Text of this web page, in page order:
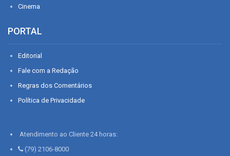
Cinema
PORTAL
Editorial
Fale com a Redação
Regras dos Comentários
Política de Privacidade
Atendimento ao Cliente 24 horas:
(79) 2106-8000